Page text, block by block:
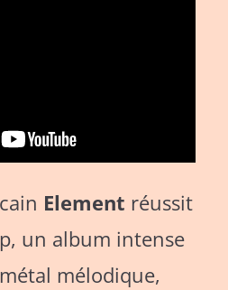
Element réussit
un album intense
mélodique,